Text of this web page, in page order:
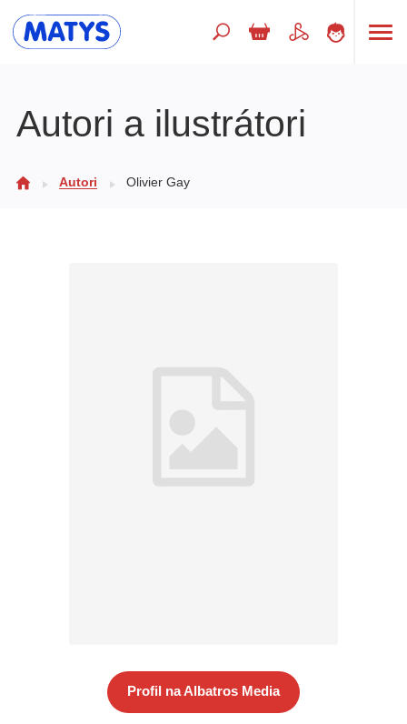
Doplnkový sortiment
Všetky kategórie
Autori a ilustrátori
Autori Olivier Gay
Profil na Albatros Media